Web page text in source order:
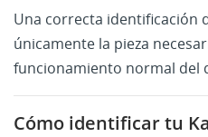
Una correcta identificación
únicamente la pieza
funcionamiento normal del
Cómo identificar tu